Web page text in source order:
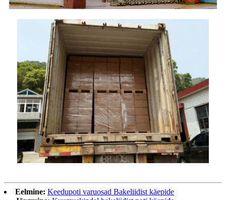
Eelmine: Keedupoti varuosad Bakeliidist käepide